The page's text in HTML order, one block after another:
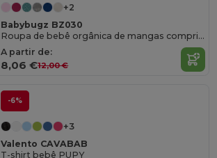
+2
Babybugz BZ030
Roupa de bebê orgânica de mangas compridas
A partir de:
8,06 €12,00 €
-6%
+3
Valento CAVABAB
T-shirt bebê PUPY